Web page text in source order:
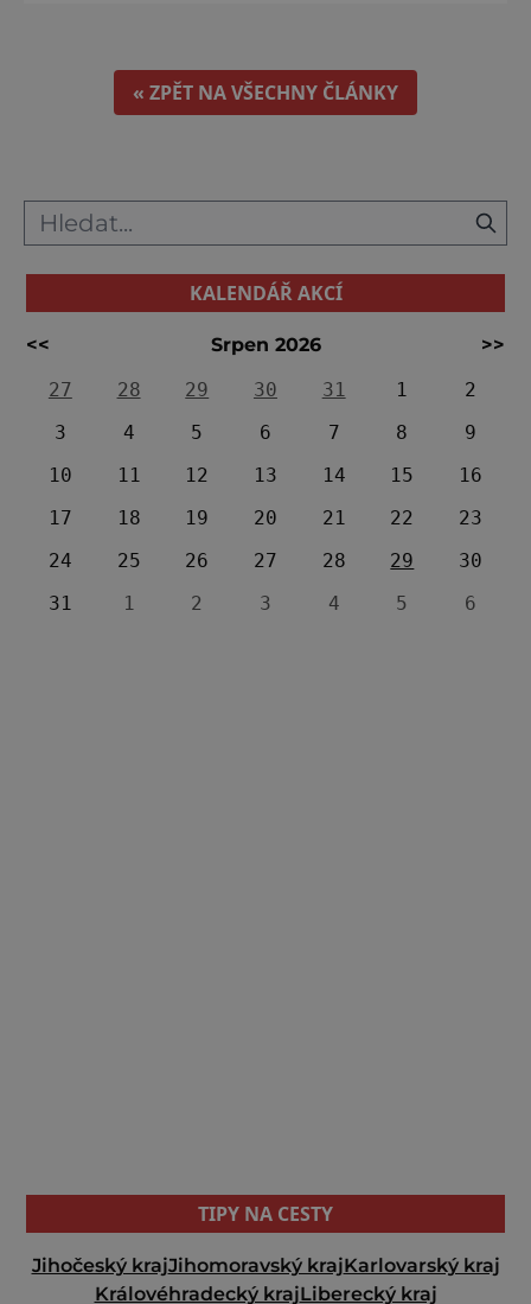
stavbou světa. Ovšem nejpůsobivější perlou
toho jména je ta, která se nachází v Chartres.
Městečko Chartres se
« ZPĚT NA VŠECHNY ČLÁNKY
KALENDÁŘ AKCÍ
<< Srpen 2026
>>
27
28 29 30 31 1
2
3
4 5 6 7 8
9
10
11 12 13 14 15
16
17
18 19 20 21 22
23
24
25 26 27 28 29
30
31
1 2 3 4 5 6
TIPY NA CESTY
Jihočeský krajJihomoravský krajKarlovarský kraj
Královéhradecký krajLiberecký kraj